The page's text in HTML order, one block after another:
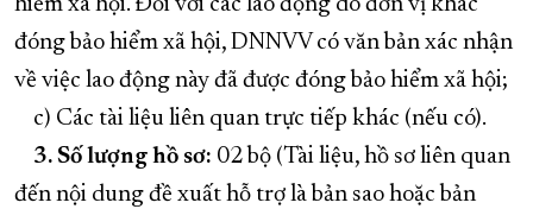
hiểm xã hội. Đối với các lao động do đơn vị khác
đóng bảo hiểm xã hội, DNNVV có văn bản xác nhận
về việc lao động này đã được đóng bảo hiểm xã hội;
c) Các tài liệu liên quan trực tiếp khác (nếu có).
3. Số lượng hồ sơ: 02 bộ (Tài liệu, hồ sơ liên quan
đến nội dung đề xuất hỗ trợ là bản sao hoặc bản